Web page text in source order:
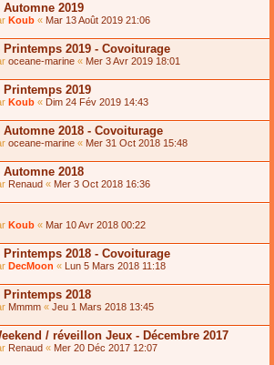
Automne 2019
Koub « Mar 13 Août 2019 21:06
Printemps 2019 - Covoiturage
oceane-marine « Mer 3 Avr 2019 18:01
Printemps 2019
Koub « Dim 24 Fév 2019 14:43
Automne 2018 - Covoiturage
oceane-marine « Mer 31 Oct 2018 15:48
Automne 2018
Renaud « Mer 3 Oct 2018 16:36
Koub « Mar 10 Avr 2018 00:22
Printemps 2018 - Covoiturage
DecMoon « Lun 5 Mars 2018 11:18
Printemps 2018
Mmmm « Jeu 1 Mars 2018 13:45
/ réveillon Jeux - Décembre 2017
Renaud « Mer 20 Déc 2017 12:07